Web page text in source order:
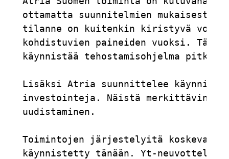
ottamatta suunnitelmien
tilanne on kuitenkin kiristyvä
kohdistuvien paineiden vuoksi.
käynnistää tehostamisohjelma
Lisäksi Atria suunnittelee
investointeja. Näistä
Toimintojen järjestelyitä
käynnistetty tänään. Yt-